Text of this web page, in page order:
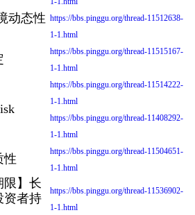
动态性 https://bbs.pinggu.org/thread-11512638-
1-1.html
https://bbs.pinggu.org/thread-11515167-
1-1.html
https://bbs.pinggu.org/thread-11514222-
1-1.html
https://bbs.pinggu.org/thread-11408292-
1-1.html
性
https://bbs.pinggu.org/thread-11504651-
1-1.html
限】长
资者持
https://bbs.pinggu.org/thread-11536902-
1-1.html